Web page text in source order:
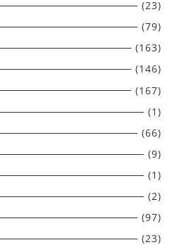
(23)
(79)
(163)
(146)
(167)
(1)
(66)
(9)
(1)
(2)
(97)
(23)